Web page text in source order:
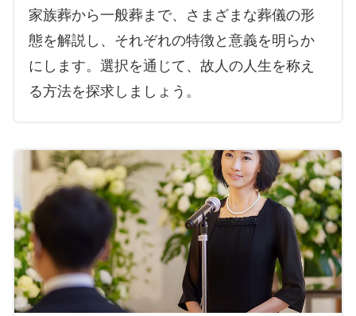
家族葬から一般葬まで、さまざまな葬儀の形
態を解説し、それぞれの特徴と意義を明らか
にします。選択を通じて、故人の人生を称え
る方法を探求しましょう。